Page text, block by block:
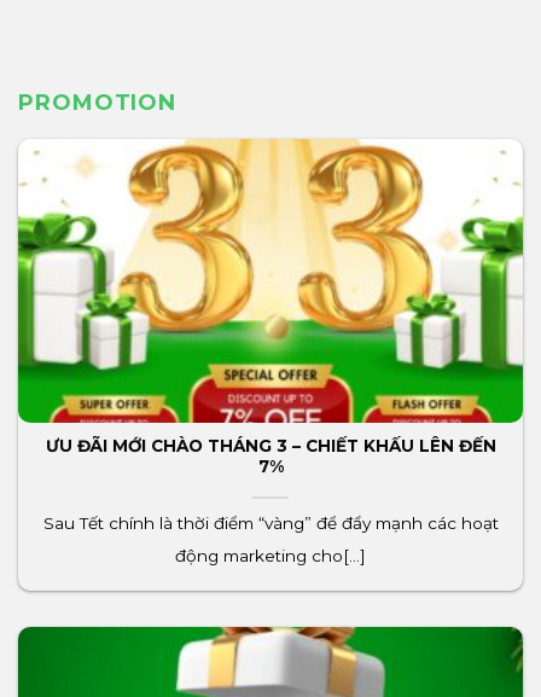
PROMOTION
ƯU ĐÃI MỚI CHÀO THÁNG 3 – CHIẾT KHẤU LÊN ĐẾN
7%
Sau Tết chính là thời điểm “vàng” để đẩy mạnh các hoạt
động marketing cho[...]